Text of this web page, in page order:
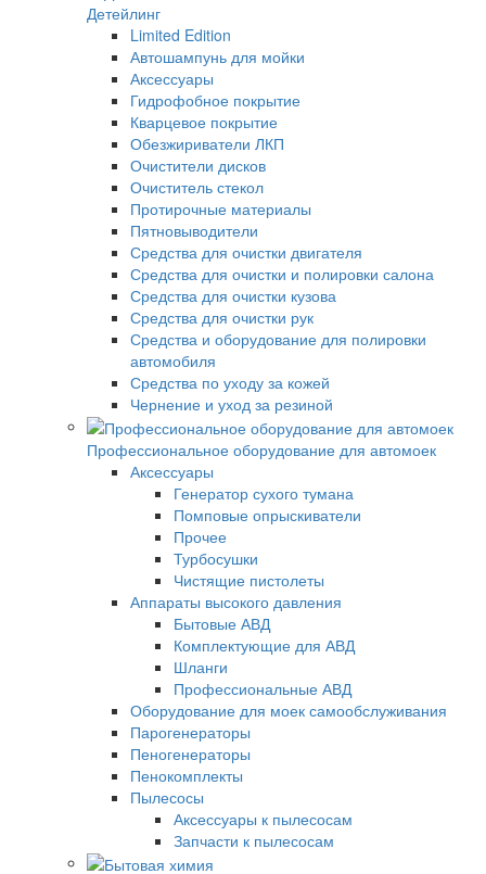
Детейлинг
Limited Edition
Автошампунь для мойки
Аксессуары
Гидрофобное покрытие
Кварцевое покрытие
Обезжириватели ЛКП
Очистители дисков
Очиститель стекол
Протирочные материалы
Пятновыводители
Средства для очистки двигателя
Средства для очистки и полировки салона
Средства для очистки кузова
Средства для очистки рук
Средства и оборудование для полировки
автомобиля
Средства по уходу за кожей
Чернение и уход за резиной
Профессиональное оборудование для автомоек
Аксессуары
Генератор сухого тумана
Помповые опрыскиватели
Прочее
Турбосушки
Чистящие пистолеты
Аппараты высокого давления
Бытовые АВД
Комплектующие для АВД
Шланги
Профессиональные АВД
Оборудование для моек самообслуживания
Парогенераторы
Пеногенераторы
Пенокомплекты
Пылесосы
Аксессуары к пылесосам
Запчасти к пылесосам